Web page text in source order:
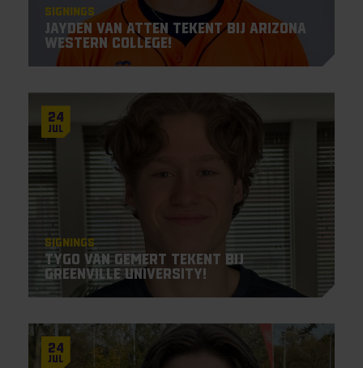
Signings
Jayden Van Atten tekent bij Arizona
Western College!
24
Jul
Signings
Tygo van Gemert tekent bij
Greenville University!
24
Jul